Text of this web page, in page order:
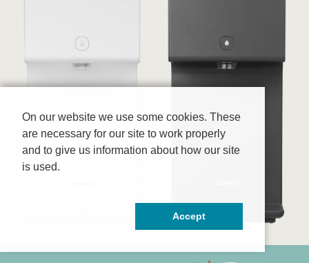
On our website we use some cookies. These
are necessary for our site to work properly
and to give us information about how our site
is used.
Accept